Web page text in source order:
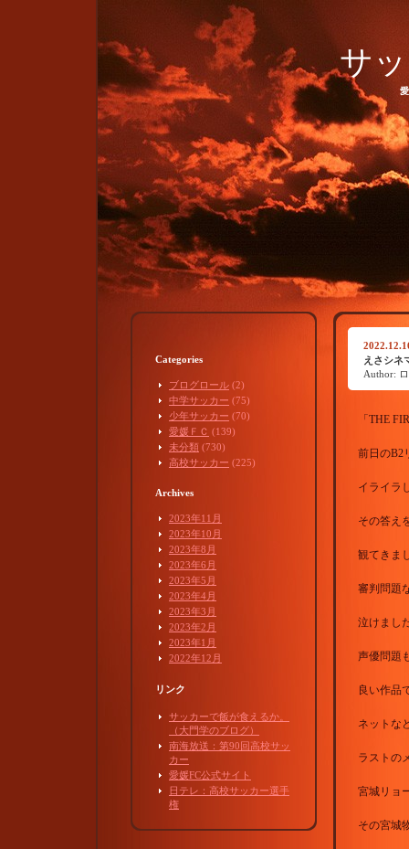
サ
Categories
ブログロール (2)
中学サッカー (75)
少年サッカー (70)
愛媛ＦＣ (139)
未分類 (730)
高校サッカー (225)
Archives
2023年11月
2023年10月
2023年8月
2023年6月
2023年5月
2023年4月
2023年3月
2023年2月
2023年1月
2022年12月
リンク
サッカーで飯が食えるか。
（大門学のブログ）
南海放送：第90回高校サッ
カー
愛媛FC公式サイト
日テレ：高校サッカー選手
権
えさシネ
Author:
「THE
前日のB2
イライラ
その答え
観てきま
審判問題
泣けまし
声優問題
良い作品
ネットな
ラストの
宮城リョ
その宮城